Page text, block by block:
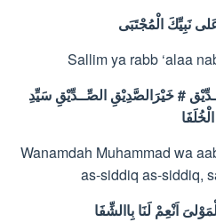
نَبِيِّكَ الْمُجْتَبَى
Sallim ya rabb ‘alaa
#خَيْرَالصَّدِيْقِ الصِّــدِّيْقِ سَيِّدِ
الْخُلَفَا
Wanamdah Muhammad wa
as-siddiq as-siddiq,
اَنْعِمْ لَنَا بِاالشِّفَا